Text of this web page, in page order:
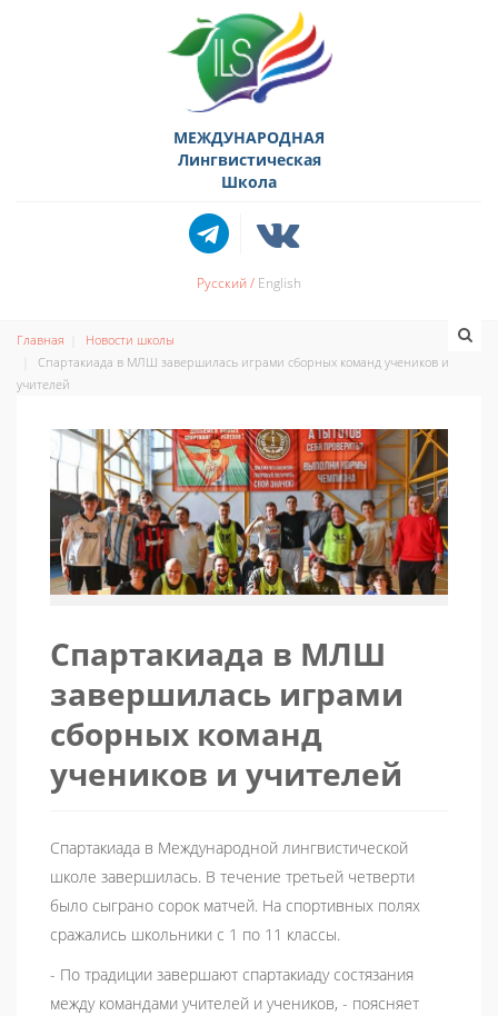
МЕЖДУНАРОДНАЯ
Лингвистическая
Школа
Русский English
Главная
Новости школы
Спартакиада в МЛШ завершилась играми сборных команд учеников и
учителей
Спартакиада в МЛШ
завершилась играми
сборных команд
учеников и учителей
Спартакиада в Международной лингвистической
школе завершилась. В течение третьей четверти
было сыграно сорок матчей. На спортивных полях
сражались школьники с 1 по 11 классы.
- По традиции завершают спартакиаду состязания
между командами учителей и учеников, - поясняет